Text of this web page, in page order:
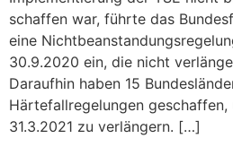
schaffen war, führte das
eine
30.9.2020 ein, die nicht
Daraufhin haben 15
Härtefallregelungen
31.3.2021 zu verlängern. […]